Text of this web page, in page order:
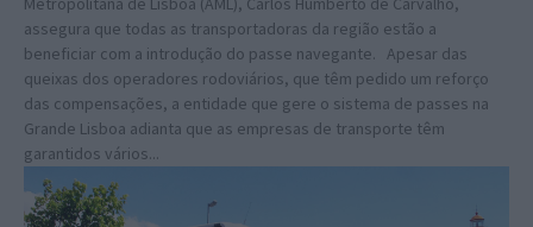
assegura que todas as transportadoras da região estão a
beneficiar com a introdução do passe navegante. Apesar das
queixas dos operadores rodoviários, que têm pedido um reforço
das compensações, a entidade que gere o sistema de passes na
Grande Lisboa adianta que as empresas de transporte têm
garantidos vários...